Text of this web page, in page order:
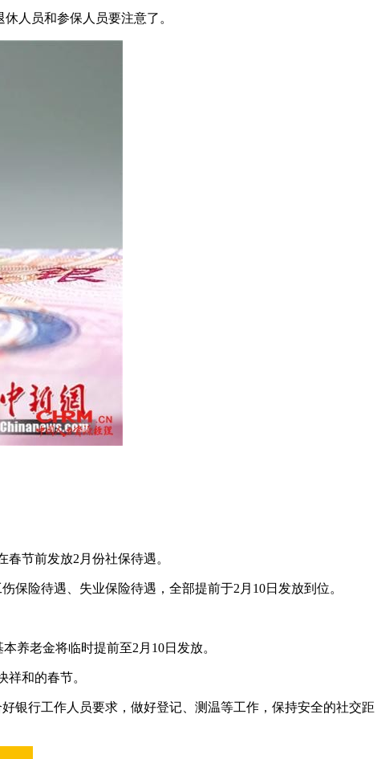
人员和参保人员要注意了。
节前发放2月份社保待遇。
保险待遇、失业保险待遇，全部提前于2月10日发放到位。
养老金将临时提前至2月10日发放。
和的春节。
银行工作人员要求，做好登记、测温等工作，保持安全的社交距